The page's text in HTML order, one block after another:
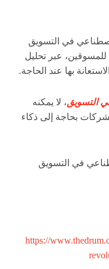
في التسويق
عبر تحليل
بها عند الحاجة.
التسويق، لا يمكنه
بحاجة إلى ذكاء
في التسويق
https://